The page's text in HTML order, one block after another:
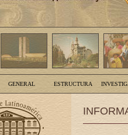
GENERAL ESTRUCTURA